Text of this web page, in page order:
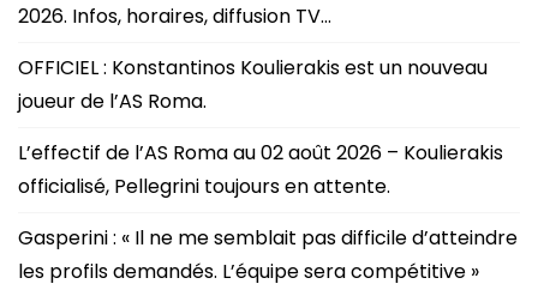
2026. Infos, horaires, diffusion TV…
OFFICIEL : Konstantinos Koulierakis est un nouveau
joueur de l’AS Roma.
L’effectif de l’AS Roma au 02 août 2026 – Koulierakis
officialisé, Pellegrini toujours en attente.
Gasperini : « Il ne me semblait pas difficile d’atteindre
les profils demandés. L’équipe sera compétitive »